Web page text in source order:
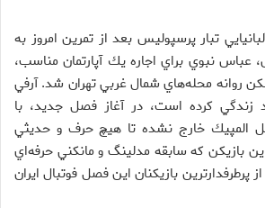
‌تبار پرسپوليس بعد از تمرين امروز به
عباس نبوي براي اجاره يك آپارتمان مناسب،
روانه محله‌هاي شمال غربي تهران شد. آرفي
كرده است، در آغاز فصل جديد، با
المپيك خارج نشده تا هيچ حرف و حديثي
بازيكن كه سابقه مدلينگ و مانكني حرفه‌اي
پرطرفدارترين بازيكنان اين فصل فوتبال ايران